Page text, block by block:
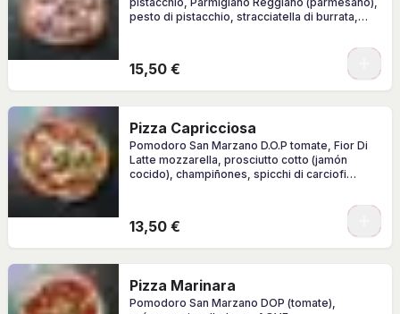
pesto di pistacchio, stracciatella di burrata,
15,50 €
Pizza Capricciosa
Pomodoro San Marzano D.O.P tomate, Fior Di
Latte mozzarella, prosciutto cotto (jamón
cocido), champiñones, spicchi di carciofi
13,50 €
Pizza Marinara
Pomodoro San Marzano DOP (tomate),